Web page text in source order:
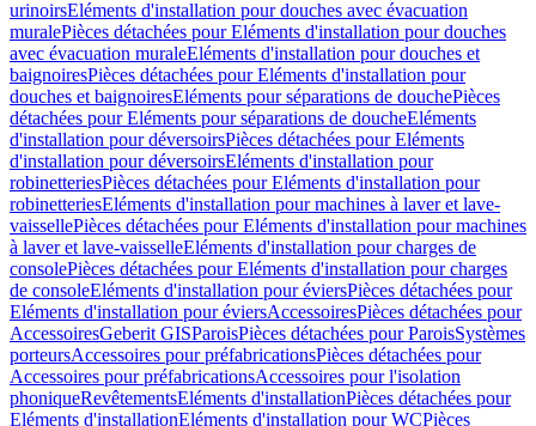
urinoirsEléments d'installation pour douches avec évacuation
muralePièces détachées pour Eléments d'installation pour douches
avec évacuation muraleEléments d'installation pour douches et
baignoiresPièces détachées pour Eléments d'installation pour
douches et baignoiresEléments pour séparations de douchePièces
détachées pour Eléments pour séparations de doucheEléments
d'installation pour déversoirsPièces détachées pour Eléments
d'installation pour déversoirsEléments d'installation pour
robinetteriesPièces détachées pour Eléments d'installation pour
robinetteriesEléments d'installation pour machines à laver et lave-
vaissellePièces détachées pour Eléments d'installation pour machines
à laver et lave-vaisselleEléments d'installation pour charges de
consolePièces détachées pour Eléments d'installation pour charges
de consoleEléments d'installation pour éviersPièces détachées pour
Eléments d'installation pour éviersAccessoiresPièces détachées pour
AccessoiresGeberit GISParoisPièces détachées pour ParoisSystèmes
porteursAccessoires pour préfabricationsPièces détachées pour
Accessoires pour préfabricationsAccessoires pour l'isolation
phoniqueRevêtementsEléments d'installationPièces détachées pour
Eléments d'installationEléments d'installation pour WCPièces